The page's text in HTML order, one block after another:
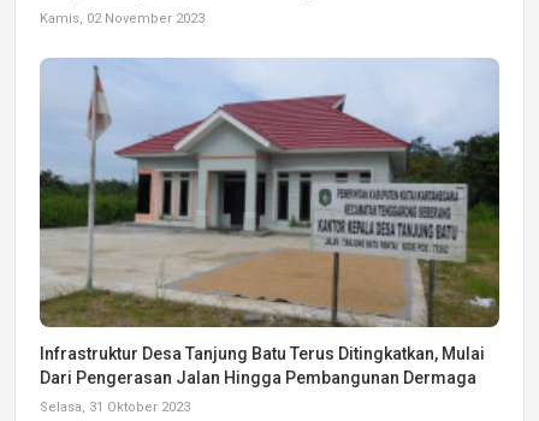
Kamis, 02 November 2023
Infrastruktur Desa Tanjung Batu Terus Ditingkatkan, Mulai
Dari Pengerasan Jalan Hingga Pembangunan Dermaga
Selasa, 31 Oktober 2023